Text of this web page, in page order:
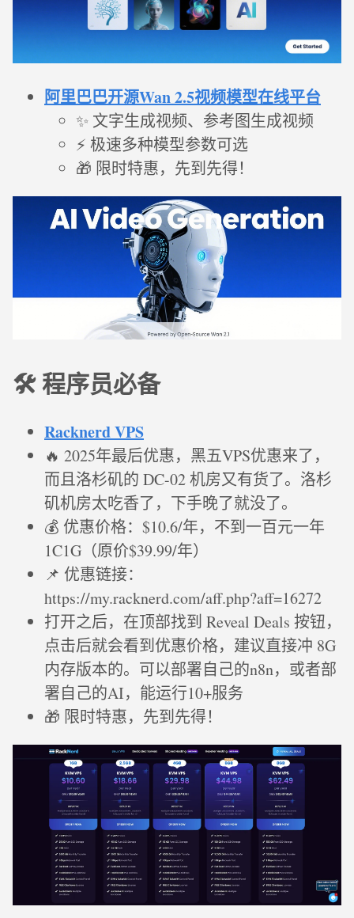
阿里巴巴开源Wan 2.5视频模型在线平台
✨ 文字生成视频、参考图生成视频
⚡ 极速多种模型参数可选
🎁 限时特惠，先到先得！
🛠️ 程序员必备
Racknerd VPS
🔥 2025年最后优惠，黑五VPS优惠来了，
而且洛杉矶的 DC-02 机房又有货了。洛杉
矶机房太吃香了，下手晚了就没了。
💰 优惠价格：$10.6/年，不到一百元一年
1C1G（原价$39.99/年）
📌 优惠链接：
https://my.racknerd.com/aff.php?aff=16272
打开之后，在顶部找到 Reveal Deals 按钮，
点击后就会看到优惠价格，建议直接冲 8G
内存版本的。可以部署自己的n8n，或者部
署自己的AI，能运行10+服务
🎁 限时特惠，先到先得！